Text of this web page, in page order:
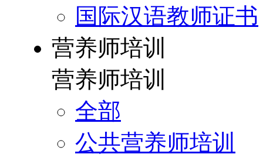
国际汉语教师证书
营养师培训
营养师培训
全部
公共营养师培训